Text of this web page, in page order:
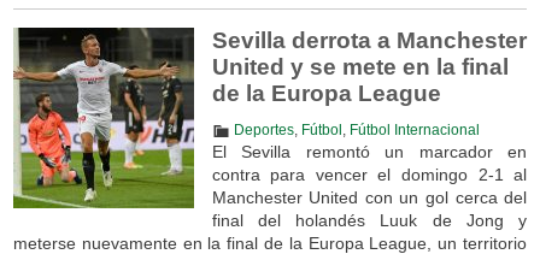
Sevilla derrota a Manchester
United y se mete en la final
de la Europa League
Deportes, Fútbol Fútbol Internacional
El Sevilla remontó un marcador en
contra para vencer el domingo 2-1 al
Manchester United con un gol cerca del
final del holandés Luuk de Jong y
meterse nuevamente en la final de la Europa League, un territorio